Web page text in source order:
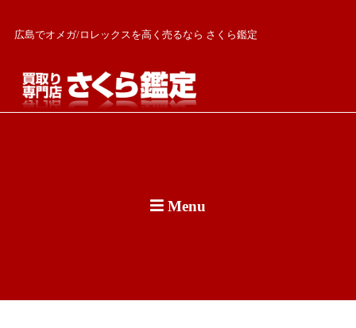
広島でオメガ/ロレックスを高く売るなら さくら鑑定
Menu